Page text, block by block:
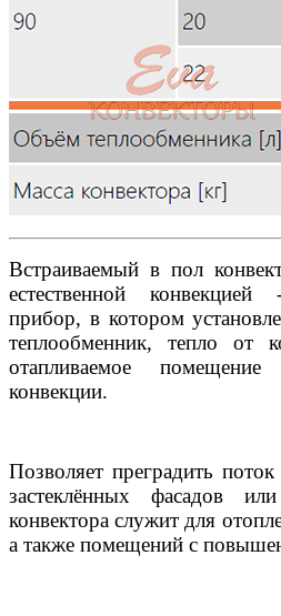
Встраиваемый в пол
естественной
прибор, в котором
теплообменник, тепло от
отапливаемое помещение
конвекции.
Позволяет преградить
застеклённых фасадов
конвектора служит для
а также помещений с